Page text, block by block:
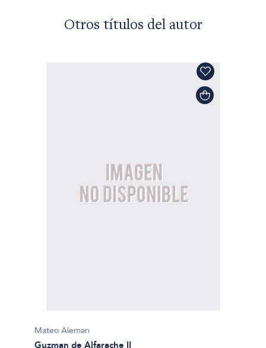
Otros títulos del autor
Mateo Aleman
Guzman de Alfarache II